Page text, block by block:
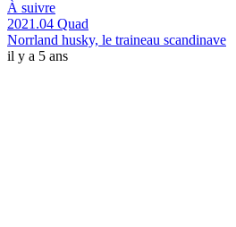
À suivre
2021.04 Quad
Norrland husky, le traineau scandinave
il y a 5 ans